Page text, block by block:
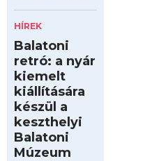
HÍREK
Balatoni
retró: a nyár
kiemelt
kiállítására
készül a
keszthelyi
Balatoni
Múzeum